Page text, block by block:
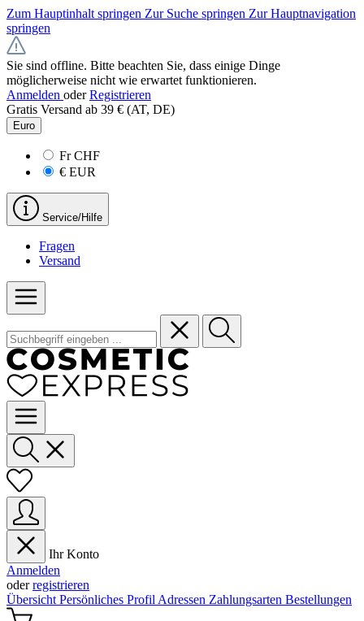
Zum Hauptinhalt springen Zur Suche springen Zur Hauptnavigation
springen
Sie sind offline. Bitte beachten Sie, dass einige Dinge
möglicherweise nicht wie erwartet funktionieren.
Anmelden oder Registrieren
Gratis Versand ab 39 € (AT, DE)
Euro
FrCHF
€ EUR
Service/Hilfe
Fragen
Versand
Ihr Konto
Anmelden
oderregistrieren
Übersicht Persönliches Profil Adressen Zahlungsarten Bestellungen